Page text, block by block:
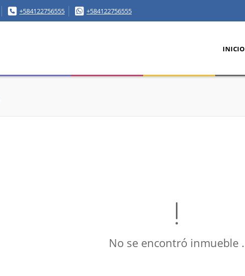
+584122756555 +584122756555
INICIO
No se encontró inmueble .